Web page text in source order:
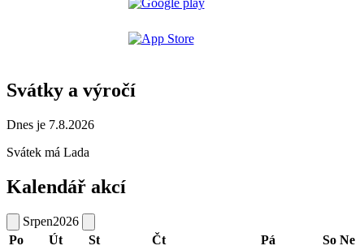
Svátky a výročí
Dnes je 7.8.2026
Svátek má Lada
Kalendář akcí
Srpen2026
Po
Út St Čt Pá So Ne